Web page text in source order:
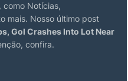
como Notícias,
mais. Nosso último post
Gol Crashes Into Lot Near
confira.